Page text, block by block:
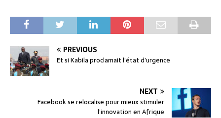
PREVIOUS
Et si Kabila proclamait l’état d’urgence
NEXT
Facebook se relocalise pour mieux stimuler
l’innovation en Afrique